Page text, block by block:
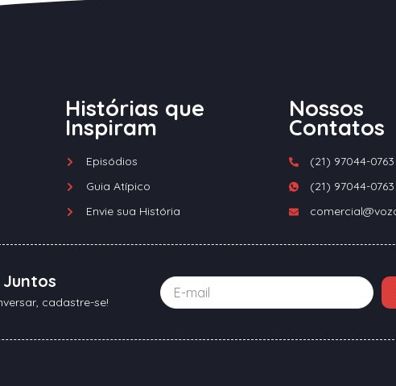
Histórias que
Inspiram
Episódios
Guia Atípico
Envie sua História
Nossos
Contatos
(21) 97044-0763
(21) 97044-0763
cadastre-se!